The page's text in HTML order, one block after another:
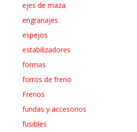
ejes de maza
engranajes
espejos
estabilizadores
formas
forros de freno
Frenos
fundas y accesorios
fusibles